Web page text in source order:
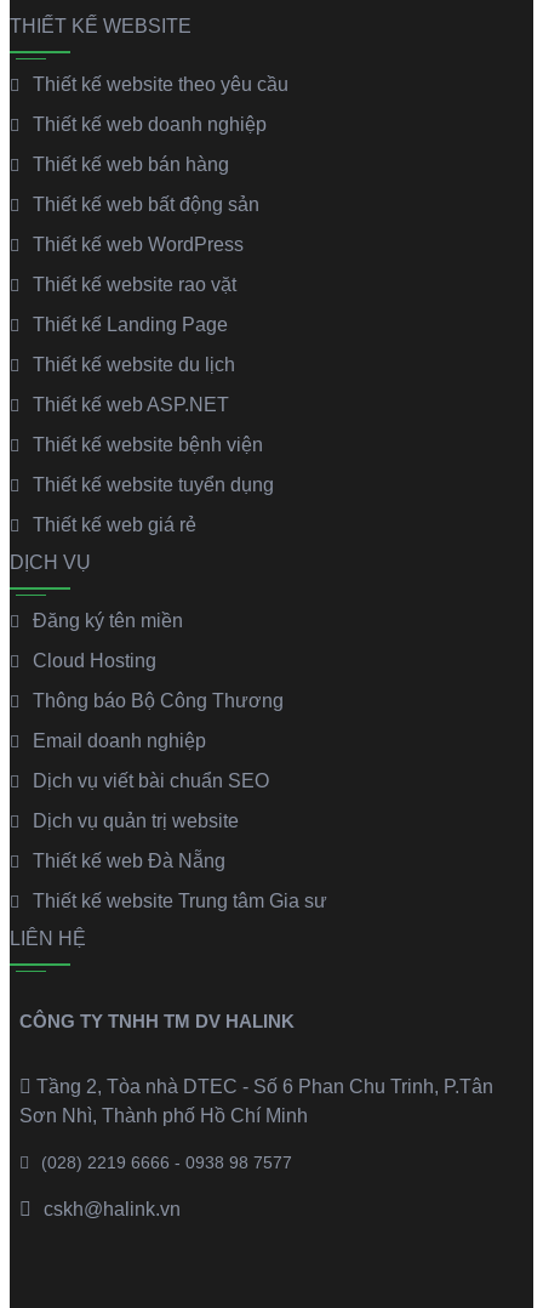
THIẾT KẾ WEBSITE
Thiết kế website theo yêu cầu
Thiết kế web doanh nghiệp
Thiết kế web bán hàng
Thiết kế web bất động sản
Thiết kế web WordPress
Thiết kế website rao vặt
Thiết kế Landing Page
Thiết kế website du lịch
Thiết kế web ASP.NET
Thiết kế website bệnh viện
Thiết kế website tuyển dụng
Thiết kế web giá rẻ
DỊCH VỤ
Đăng ký tên miền
Cloud Hosting
Thông báo Bộ Công Thương
Email doanh nghiệp
Dịch vụ viết bài chuẩn SEO
Dịch vụ quản trị website
Thiết kế web Đà Nẵng
Thiết kế website Trung tâm Gia sư
LIÊN HỆ
CÔNG TY TNHH TM DV HALINK
Tầng 2, Tòa nhà DTEC - Số 6 Phan Chu Trinh, P.Tân
Sơn Nhì, Thành phố Hồ Chí Minh
(028) 2219 6666 - 0938 98 7577
cskh@halink.vn